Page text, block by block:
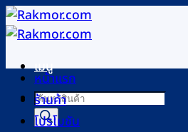
ข้าม
ไป
เนื้อหาเมนู
Products
search
หน้าแรก
ร้านค้า
โปรโมชัน